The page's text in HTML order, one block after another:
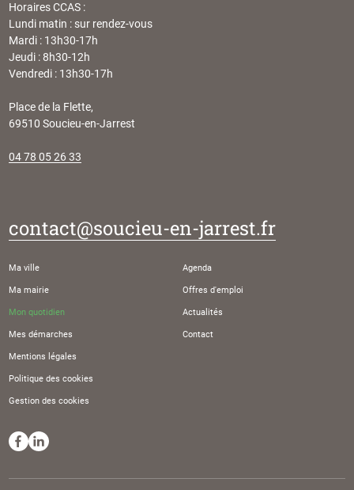
Horaires CCAS :
Lundi matin : sur rendez-vous
Mardi : 13h30-17h
Jeudi : 8h30-12h
Vendredi : 13h30-17h
Place de la Flette,
69510 Soucieu-en-Jarrest
04 78 05 26 33
contact@soucieu-en-jarrest.fr
Ma ville
Ma mairie
Mon quotidien
Mes démarches
Agenda
Offres d'emploi
Actualités
Contact
Mentions légales
Politique des cookies
Gestion des cookies